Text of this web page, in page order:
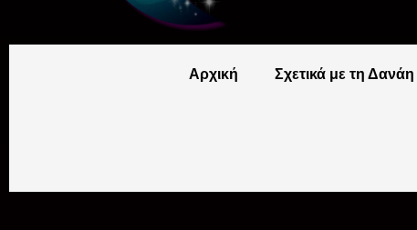
Αρχική Σχετικά με τη Δανάη